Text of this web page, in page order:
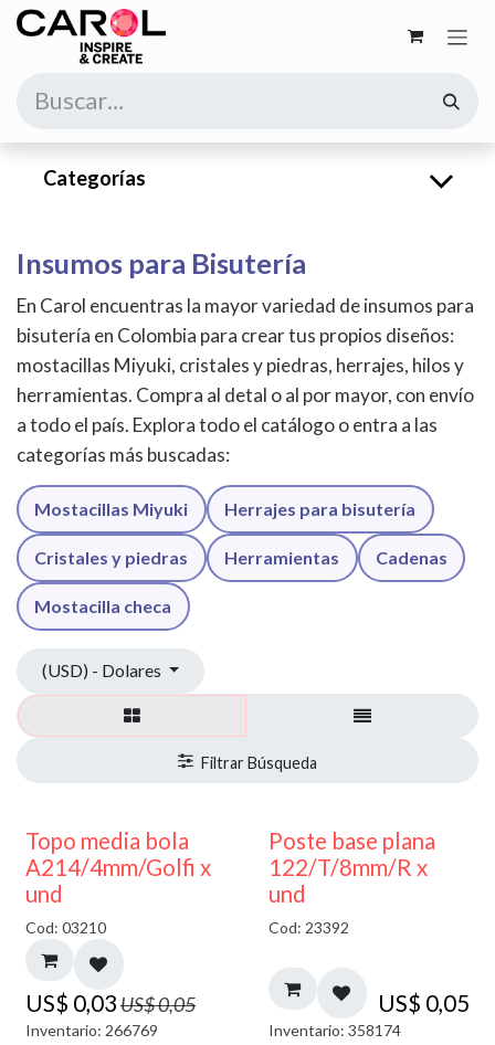
Ir al contenido
Categorías
Insumos para Bisutería
En Carol encuentras la mayor variedad de insumos para
bisutería en Colombia para crear tus propios diseños:
mostacillas Miyuki, cristales y piedras, herrajes, hilos y
herramientas. Compra al detal o al por mayor, con envío
a todo el país. Explora todo el catálogo o entra a las
categorías más buscadas:
Mostacillas Miyuki Herrajes para bisutería
Cristales y piedras Herramientas Cadenas
Mostacilla checa
(USD) - Dolares
40% DESCUENTO
Topo media bola
A214/4mm/Golfi x
und
Cod: 03210
US$ 0,03US$0,05
Inventario: 266769
Poste base plana
122/T/8mm/R x
und
Cod: 23392
US$ 0,05
Inventario: 358174